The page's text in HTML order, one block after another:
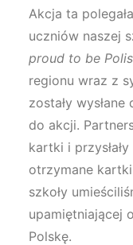
Akcja ta
uczniów naszej
proud to be
regionu wraz z
zostały wysłane
do akcji.
kartki i
otrzymane
szkoły
upamiętniającej
Polskę.